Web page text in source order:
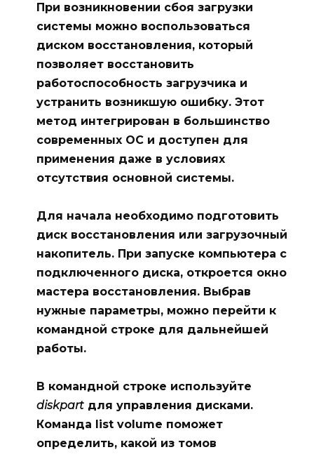
При возникновении сбоя загрузки
системы можно воспользоваться
диском восстановления, который
позволяет восстановить
работоспособность загрузчика и
устранить возникшую ошибку. Этот
метод интегрирован в большинство
современных ОС и доступен для
применения даже в условиях
отсутствия основной системы.
Для начала необходимо подготовить
диск восстановления или загрузочный
накопитель. При запуске компьютера с
подключенного диска, откроется окно
мастера восстановления. Выбрав
нужные параметры, можно перейти к
командной строке для дальнейшей
работы.
В командной строке используйте
diskpart для управления дисками.
Команда
list volume поможет
определить, какой из томов